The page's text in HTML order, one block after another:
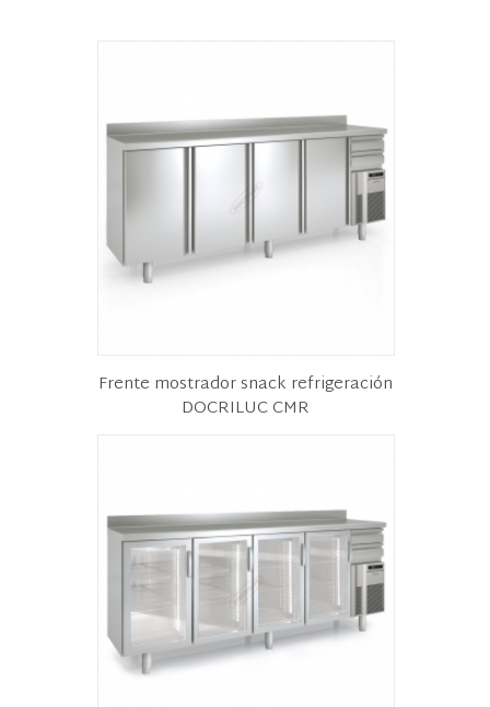
Frente mostrador snack refrigeración
DOCRILUC CMR